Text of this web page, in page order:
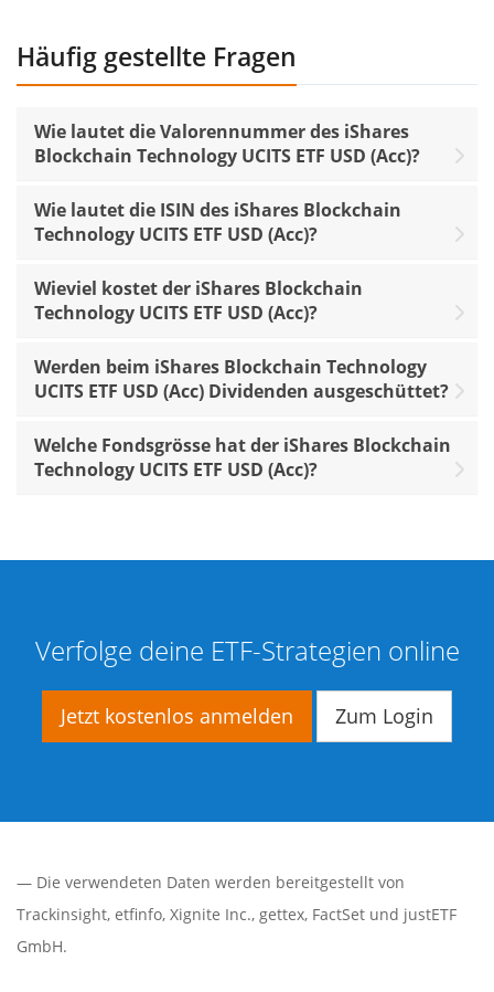
Häufig gestellte Fragen
Wie lautet die Valorennummer des iShares
Blockchain Technology UCITS ETF USD (Acc)?
Wie lautet die ISIN des iShares Blockchain
Technology UCITS ETF USD (Acc)?
Wieviel kostet der iShares Blockchain
Technology UCITS ETF USD (Acc)?
Werden beim iShares Blockchain Technology
UCITS ETF USD (Acc) Dividenden ausgeschüttet?
Welche Fondsgrösse hat der iShares Blockchain
Technology UCITS ETF USD (Acc)?
Verfolge deine ETF-Strategien online
Jetzt kostenlos anmelden Zum Login
— Die verwendeten Daten werden bereitgestellt von
Trackinsight, etfinfo, Xignite Inc., gettex, FactSet und justETF
GmbH.